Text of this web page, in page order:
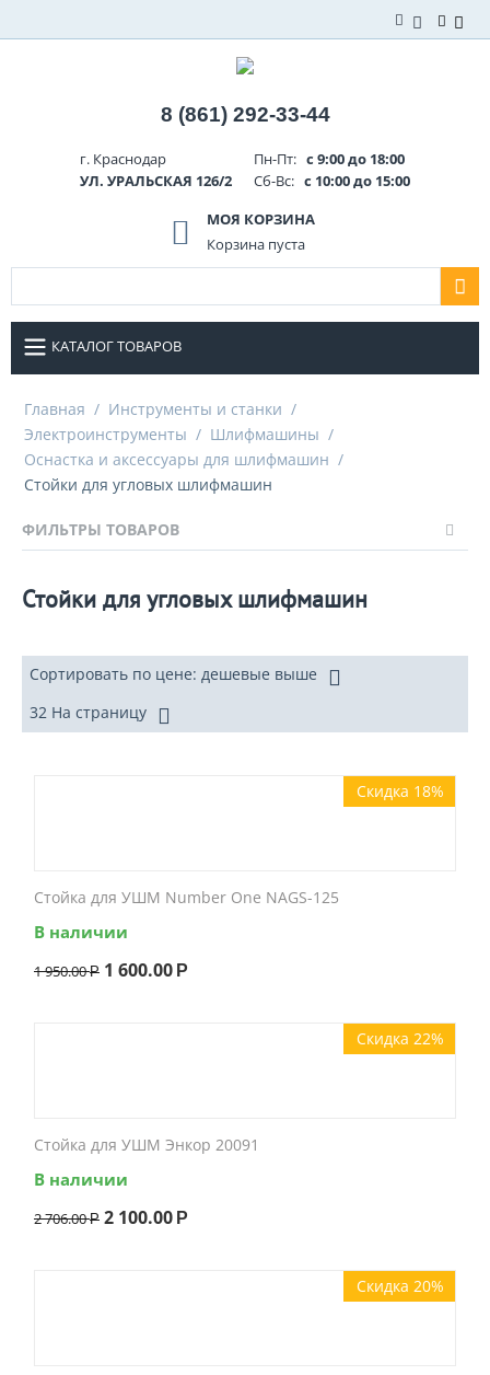
8 (861) 292-33-44
г. Краснодар
УЛ. УРАЛЬСКАЯ 126/2
Пн-Пт: с 9:00 до 18:00
Сб-Вс: с 10:00 до 15:00
МОЯ КОРЗИНА
Корзина пуста
КАТАЛОГ ТОВАРОВ
Главная / Инструменты и станки /
Электроинструменты / Шлифмашины /
Оснастка и аксессуары для шлифмашин /
Стойки для угловых шлифмашин
ФИЛЬТРЫ ТОВАРОВ
Стойки для угловых шлифмашин
Сортировать по цене: дешевые выше
32 На страницу
Скидка 18%
Стойка для УШМ Number One NAGS-125
В наличии
1 950.00 Р 1 600.00 Р
Скидка 22%
Стойка для УШМ Энкор 20091
В наличии
2 706.00 Р 2 100.00 Р
Скидка 20%